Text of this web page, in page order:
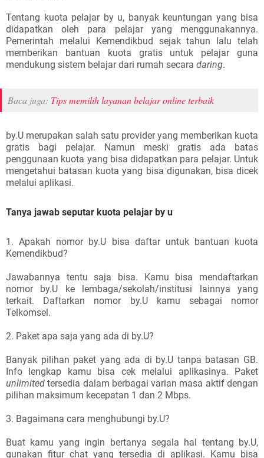
Tentang kuota pelajar by u, banyak keuntungan yang bisa
didapatkan oleh para pelajar yang menggunakannya.
Pemerintah melalui Kemendikbud sejak tahun lalu telah
memberikan bantuan kuota gratis untuk pelajar guna
mendukung sistem belajar dari rumah secara daring.
Baca juga: Tips memilih layanan belajar online terbaik
by.U merupakan salah satu provider yang memberikan kuota
gratis bagi pelajar. Namun meski gratis ada batas
penggunaan kuota yang bisa didapatkan para pelajar. Untuk
mengetahui batasan kuota yang bisa digunakan, bisa dicek
melalui aplikasi.
Tanya jawab seputar kuota pelajar by u
1. Apakah nomor by.U bisa daftar untuk bantuan kuota
Kemendikbud?
Jawabannya tentu saja bisa. Kamu bisa mendaftarkan
nomor by.U ke lembaga/sekolah/institusi lainnya yang
terkait. Daftarkan nomor by.U kamu sebagai nomor
Telkomsel.
2. Paket apa saja yang ada di by.U?
Banyak pilihan paket yang ada di by.U tanpa batasan GB.
Info lengkap kamu bisa cek melalui aplikasinya. Paket
unlimited tersedia dalam berbagai varian masa aktif dengan
pilihan maksimum kecepatan 1 dan 2 Mbps.
3. Bagaimana cara menghubungi by.U?
Buat kamu yang ingin bertanya segala hal tentang by.U,
gunakan fitur chat yang tersedia di aplikasi. Kamu bisa